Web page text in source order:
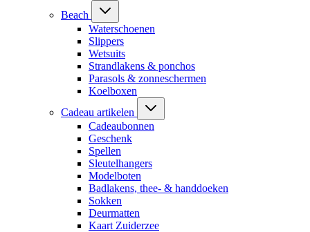
Beach
Waterschoenen
Slippers
Wetsuits
Strandlakens & ponchos
Parasols & zonneschermen
Koelboxen
Cadeau artikelen
Cadeaubonnen
Geschenk
Spellen
Sleutelhangers
Modelboten
Badlakens, thee- & handdoeken
Sokken
Deurmatten
Kaart Zuiderzee